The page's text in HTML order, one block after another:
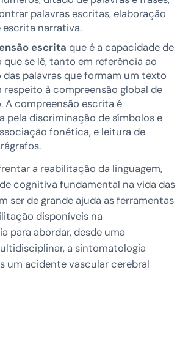
palavras escritas, elaboração
escrita narrativa.
escrita que é a capacidade de
que se lê, tanto em referência ao
das palavras que formam um texto
à compreensão global de
A compreensão escrita é
pela discriminação de símbolos e
fonética, e leitura de
a reabilitação da linguagem,
cognitiva fundamental na vida das
ser de grande ajuda as ferramentas
disponíveis na
para abordar, desde uma
a sintomatologia
um acidente vascular cerebral